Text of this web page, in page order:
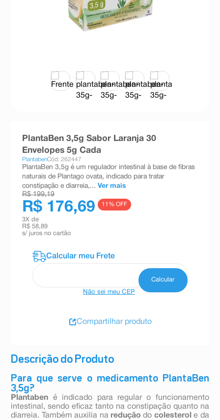
Descrição do Produto
Para que serve o medicamento PlantaBen
3,5g?
Plantaben é indicado para regular o funcionamento
intestinal, sendo eficaz tanto na constipação quanto na
diarreia. Também auxilia na redução do colesterol
e da
PlantaBen 3,5g Sabor Laranja 30
Envelopes 5g Cada
PlantabenCód: 262447
PlantaBen 3,5g é um regulador intestinal à base de fibras
naturais de Plantago ovata, indicado para tratar
constipação e diarreia,... Ver mais
R$ 199,19
R$ 176,69 11 % OFF
3X de
R$ 58,89
s/ juros no cartão
Não sei meu CEP
Compartilhar produto